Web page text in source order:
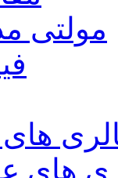
مولتی
های